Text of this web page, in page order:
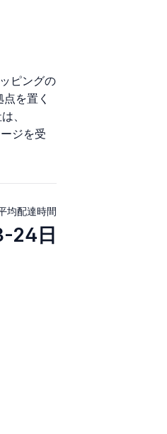
ピングの
を置く
、
ジを受
均配達時間
24日